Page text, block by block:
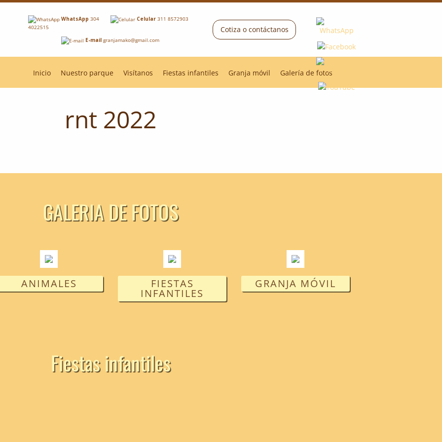
WhatsApp 304
4022515
Celular 311 8572903
E-mail granjamako@gmail.com
Cotiza o contáctanos
Inicio Nuestro parque Visítanos Fiestas infantiles Granja móvil Galería de fotos
rnt 2022
GALERIA DE FOTOS
ANIMALES FIESTAS
INFANTILES
GRANJA MÓVIL
Fiestas infantiles